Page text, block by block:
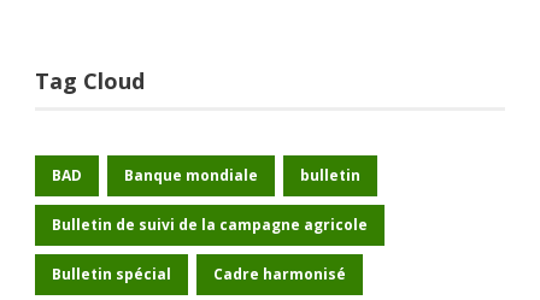
Tag Cloud
BAD Banque mondiale bulletin
Bulletin de suivi de la campagne agricole
Bulletin spécial Cadre harmonisé